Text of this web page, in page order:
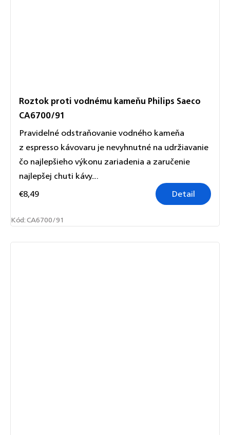
Roztok proti vodnému kameňu Philips Saeco
CA6700/91
€8,49 Detail
Pravidelné odstraňovanie vodného kameňa
z espresso kávovaru je nevyhnutné na udržiavanie
čo najlepšieho výkonu zariadenia a zaručenie
najlepšej chuti kávy....
Kód:CA6700/91